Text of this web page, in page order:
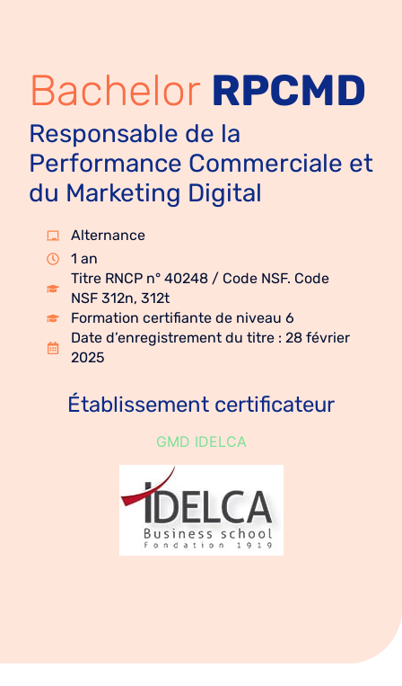
Bachelor RPCMD
Responsable de la
Performance Commerciale et
du Marketing Digital
Alternance
1 an
Titre RNCP n° 40248 / Code NSF. Code
NSF 312n, 312t
Formation certifiante de niveau 6
Date d’enregistrement du titre : 28 février
2025
Établissement certificateur
GMD IDELCA